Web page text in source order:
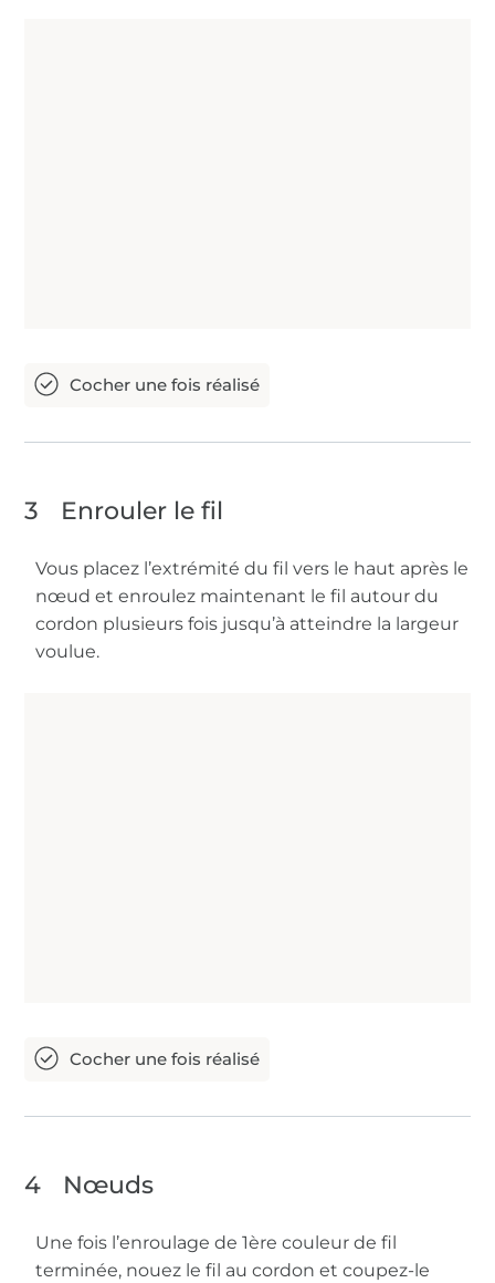
3 Enrouler le fil
Vous placez l’extrémité du fil vers le haut après le
nœud et enroulez maintenant le fil autour du
cordon plusieurs fois jusqu’à atteindre la largeur
voulue.
4 Nœuds
Une fois l’enroulage de 1ère couleur de fil
terminée, nouez le fil au cordon et coupez-le